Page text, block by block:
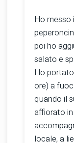
Ho messo
poi ho
salato e
Ho
ore) a
quando il
affiorato
locale, a